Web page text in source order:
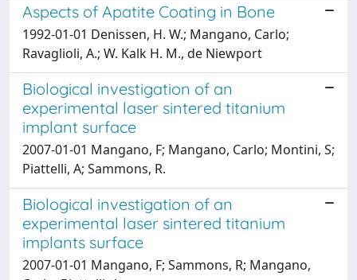
Aspects of Apatite Coating in Bone
1992-01-01 Denissen, H. W.; Mangano, Carlo;
Ravaglioli, A.; W. Kalk H. M., de Niewport
Biological investigation of an
experimental laser sintered titanium
implant surface
2007-01-01 Mangano, F; Mangano, Carlo; Montini, S;
Piattelli, A; Sammons, R.
Biological investigation of an
experimental laser sintered titanium
implants surface
2007-01-01 Mangano, F; Sammons, R; Mangano,